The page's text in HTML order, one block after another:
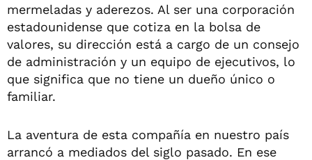
mermeladas y aderezos. Al ser una corporación
estadounidense que cotiza en la bolsa de
valores, su dirección está a cargo de un consejo
de administración y un equipo de ejecutivos, lo
que significa que no tiene un dueño único o
familiar.
La aventura de esta compañía en nuestro país
arrancó a mediados del siglo pasado. En ese